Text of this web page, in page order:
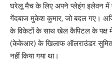
घरेलू मैच के लिए अपने प्लेइंग इलेवन में
गेंदबाज मुकेश कुमार, जो बदल गए।
के विकेटों के साथ खेल कैपिटल के पक्ष में
(केकेआर) के खिलाफ ऑलराउंडर सुमित
नहीं किया गया था।